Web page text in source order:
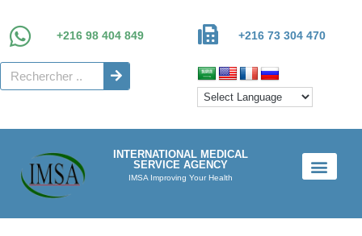
+216 98 404 849 +216 73 304 470
INTERNATIONAL MEDICAL
SERVICE AGENCY
IMSA Improving Your Health